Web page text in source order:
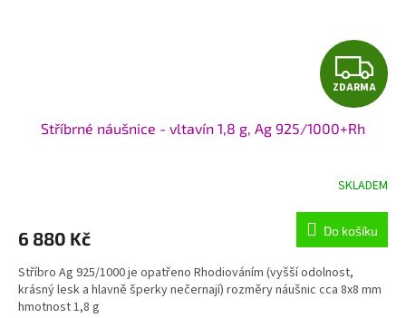
Z
D
R
M
A
ZDARMA
Stříbrné náušnice - vltavín 1,8 g, Ag 925/1000+Rh
SKLADEM
6 880 Kč Do košíku
Stříbro Ag 925/1000 je opatřeno Rhodiováním (vyšší odolnost,
krásný lesk a hlavně šperky nečernají) rozměry náušnic cca 8x8 mm
hmotnost 1,8 g